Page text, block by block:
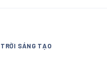
SÁNG TẠO